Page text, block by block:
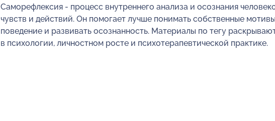
Саморефлексия - процесс внутреннего анализа и осознания
чувств и действий. Он помогает лучше понимать собственные
поведение и развивать осознанность. Материалы по тегу
в психологии, личностном росте и психотерапевтической практике.